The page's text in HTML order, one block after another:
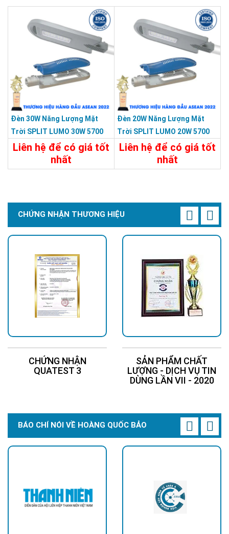
Đèn 30W Năng Lượng Mặt
Trời SPLIT LUMO 30W 5700
Màu Xám KY-FXC-001-C2
Liên hệ để có giá tốt
nhất
Đèn 20W Năng Lượng Mặt
Trời SPLIT LUMO 20W 5700
Màu Xám KY-FXC-001-C1
Liên hệ để có giá tốt
nhất
CHỨNG NHẬN THƯƠNG HIỆU
CHỨNG NHẬN
QUATEST 3
SẢN PHẨM CHẤT
LƯỢNG - DỊCH VỤ TIN
DÙNG LẦN VII - 2020
BÁO CHÍ NÓI VỀ HOÀNG QUỐC BẢO